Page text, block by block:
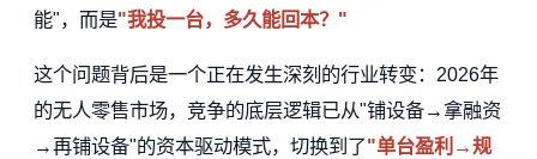
能"，而是"我投一台，多久能回本？"
这个问题背后是一个正在发生深刻的行业转变：2026年
的无人零售市场，竞争的底层逻辑已从"铺设备→拿融资
→再铺设备"的资本驱动模式，切换到了"单台盈利→规